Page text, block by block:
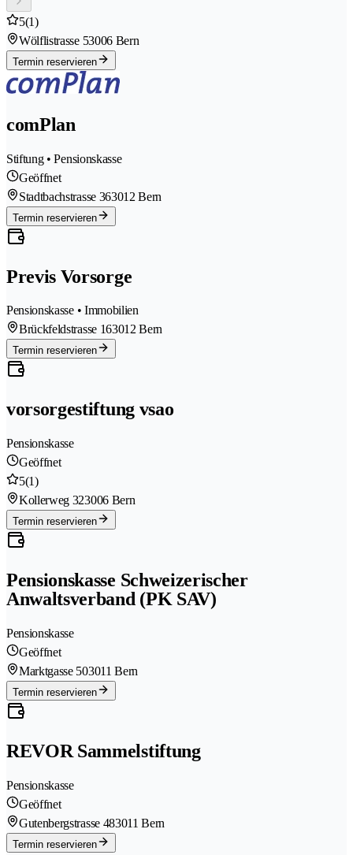
5(1)
Wölflistrasse 53006 Bern
Termin reservieren
comPlan
Stiftung • Pensionskasse
Geöffnet
Stadtbachstrasse 363012 Bern
Termin reservieren
Previs Vorsorge
Pensionskasse • Immobilien
Brückfeldstrasse 163012 Bern
Termin reservieren
vorsorgestiftung vsao
Pensionskasse
Geöffnet
5(1)
Kollerweg 323006 Bern
Termin reservieren
Pensionskasse Schweizerischer
Anwaltsverband (PK SAV)
Pensionskasse
Geöffnet
Marktgasse 503011 Bern
Termin reservieren
REVOR Sammelstiftung
Pensionskasse
Geöffnet
Gutenbergstrasse 483011 Bern
Termin reservieren